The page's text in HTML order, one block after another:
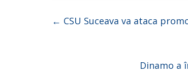
← CSU Suceava va ataca
Dinamo a